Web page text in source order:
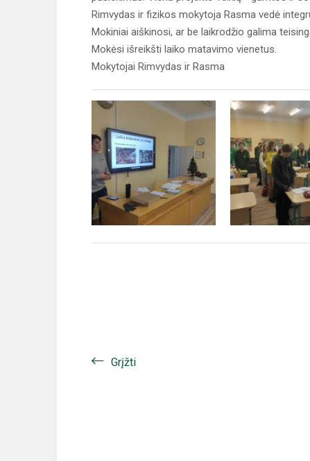
Rimvydas ir fizikos mokytoja Rasma vedė
Mokiniai aiškinosi, ar be laikrodžio galima
Mokėsi išreikšti laiko matavimo vienetus.
Mokytojai Rimvydas ir Rasma
Grįžti